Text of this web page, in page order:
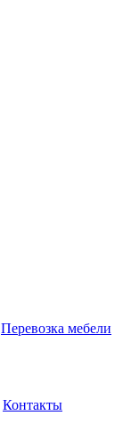
Перевозка мебели
Контакты